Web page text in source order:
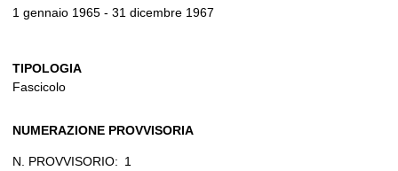
1 gennaio 1965 - 31 dicembre 1967
TIPOLOGIA
Fascicolo
NUMERAZIONE PROVVISORIA
N. PROVVISORIO: 1